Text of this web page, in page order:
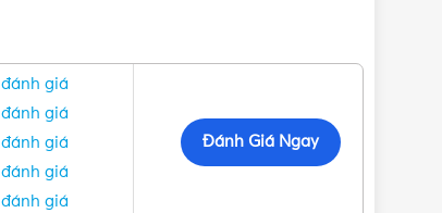
đánh giá
đánh giá
đánh giá
đánh giá
đánh giá
Đánh Giá Ngay